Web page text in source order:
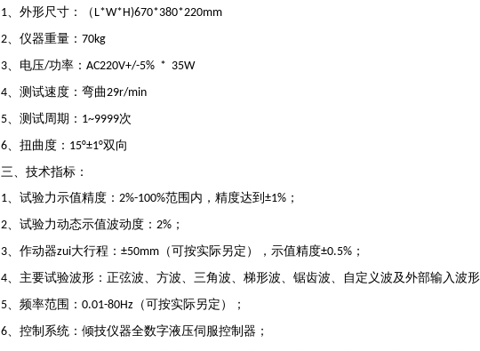
1、外形尺寸：（ L*W*H)670*380*220mm
2、仪器重量： 70kg
3、电压/功率： AC220V+/-5% * 35W
4、测试速度：弯曲29r/min
5、测试周期： 1~9999次
6、扭曲度： 15°±1°双向
三、技术指标：
1、试验力示值精度： 2%-100%范围内，精度达到 ±1% ；
2、试验力动态示值波动度： 2% ；
3、作动器zui大行程： ±50mm （可按实际另定），示值精度±0.5% ；
4、主要试验波形：正弦波、方波、三角波、梯形波、锯齿波、自定义波及外部输入波形
5、频率范围： 0.01-80Hz （可按实际另定）；
6、控制系统：倾技仪器全数字液压伺服控制器；